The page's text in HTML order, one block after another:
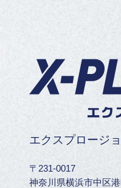
エクスプロージ
〒231-0017
神奈川県横浜市中区